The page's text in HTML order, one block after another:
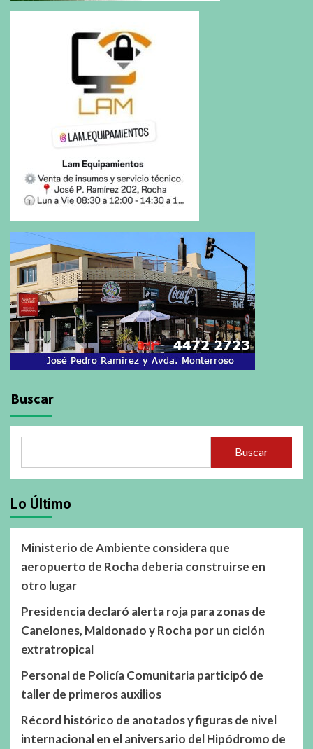
Buscar
Buscar
Lo Último
Ministerio de Ambiente considera que
aeropuerto de Rocha debería construirse en
otro lugar
Presidencia declaró alerta roja para zonas de
Canelones, Maldonado y Rocha por un ciclón
extratropical
Personal de Policía Comunitaria participó de
taller de primeros auxilios
Récord histórico de anotados y figuras de nivel
internacional en el aniversario del Hipódromo de